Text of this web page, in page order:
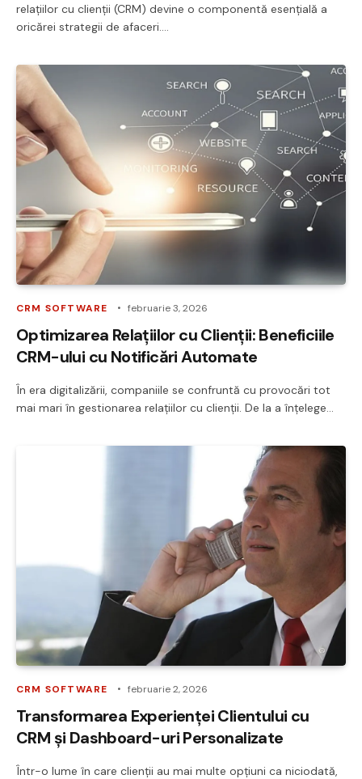
relațiilor cu clienții (CRM) devine o componentă esențială a
oricărei strategii de afaceri.…
CRM SOFTWARE februarie 3, 2026
Optimizarea Relațiilor cu Clienții: Beneficiile
CRM-ului cu Notificări Automate
În era digitalizării, companiile se confruntă cu provocări tot
mai mari în gestionarea relațiilor cu clienții. De la a înțelege…
CRM SOFTWARE februarie 2, 2026
Transformarea Experienței Clientului cu
CRM și Dashboard-uri Personalizate
Într-o lume în care clienții au mai multe opțiuni ca niciodată,